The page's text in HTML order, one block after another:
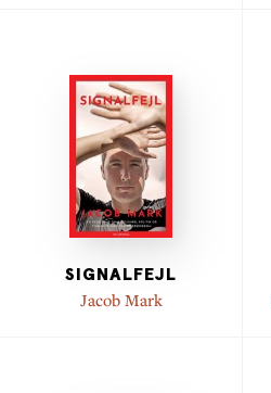
SIGNALFEJL
Jacob Mark